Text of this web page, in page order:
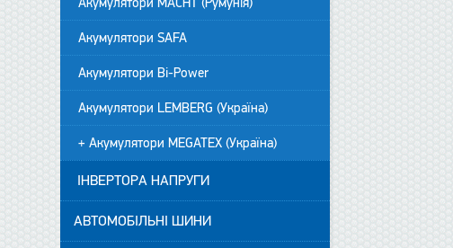
Акумулятори SAFA
Акумулятори Bi-Power
Акумулятори LEMBERG (Україна)
+ Акумулятори MEGATEX (Україна)
ІНВЕРТОРА НАПРУГИ
АВТОМОБІЛЬНІ ШИНИ